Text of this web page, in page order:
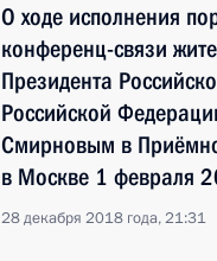
О ходе исполнения
конференц-связи
Президента
Российской
Смирновым в
в Москве 1 февраля
28 декабря 2018 года, 21:31